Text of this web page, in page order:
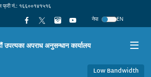
फ्री नं.: १६६००१४१५१६
नेपा
EN
उपत्यका अपराध अनुसन्धान कार्यालय
Low Bandwidth